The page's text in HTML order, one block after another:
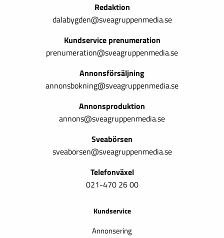
Redaktion
dalabygden@sveagruppenmedia.se
Kundservice prenumeration
prenumeration@sveagruppenmedia.se
Annonsförsäljning
annonsbokning@sveagruppenmedia.se
Annonsproduktion
annons@sveagruppenmedia.se
Sveabörsen
sveaborsen@sveagruppenmedia.se
Telefonväxel
021-470 26 00
Kundservice
Annonsering